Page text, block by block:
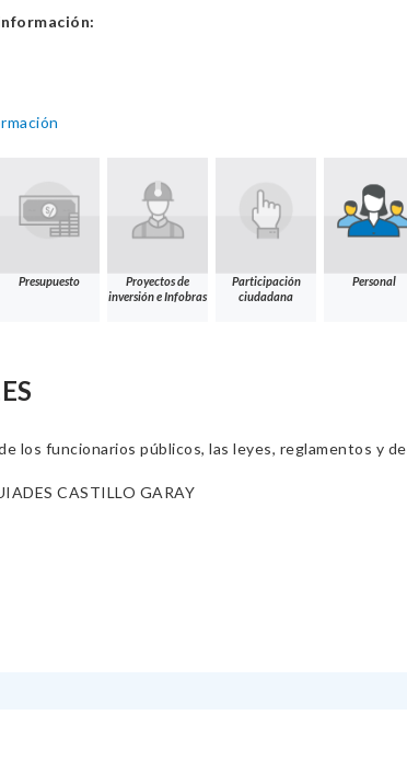
Presupuesto
Proyectos de
inversión e Infobras
Participación
ciudadana
Personal
los funcionarios públicos, las leyes, reglamentos y
CASTILLO GARAY